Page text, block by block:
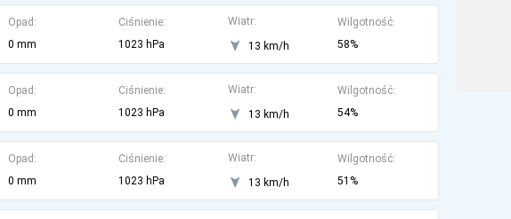
Opad:
0 mm
Ciśnienie:
1023 hPa
Wiatr:
13 km/h
Wilgotność:
58%
Opad:
0 mm
Ciśnienie:
1023 hPa
Wiatr:
13 km/h
Wilgotność:
54%
Opad:
0 mm
Ciśnienie:
1023 hPa
Wiatr:
13 km/h
Wilgotność:
51%